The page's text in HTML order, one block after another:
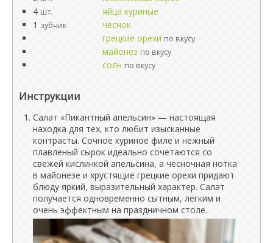
4 шт.
яйца куриные
1 зубчик
чеснок
грецкие орехи по вкусу
майонез по вкусу
соль по вкусу
Инструкции
Салат «Пикантный апельсин» — настоящая
находка для тех, кто любит изысканные
контрасты. Сочное куриное филе и нежный
плавленый сырок идеально сочетаются со
свежей кислинкой апельсина, а чесночная нотка
в майонезе и хрустящие грецкие орехи придают
блюду яркий, выразительный характер. Салат
получается одновременно сытным, лёгким и
очень эффектным на праздничном столе.